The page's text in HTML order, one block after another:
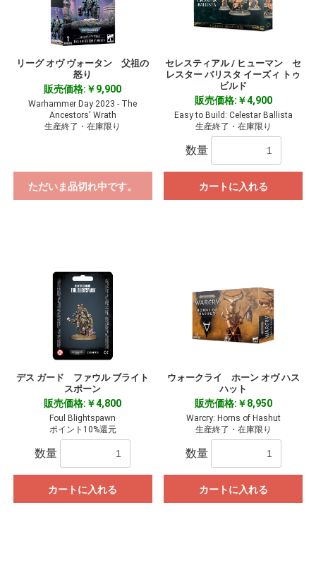
リーグ オヴ ヴォータン 父祖の
怒り
販売価格:￥9,900
Warhammer Day 2023 - The
Ancestors' Wrath
生産終了・在庫限り
ただいま品切れ中です。
セレスティアル / ヒューマン セ
レスター バリスタ イーズィ トゥ
ビルド
販売価格:￥4,900
Easy to Build: Celestar Ballista
生産終了・在庫限り
数量
カートに入れる
デス ガード ファウル ブライト
スポーン
販売価格:￥4,800
Foul Blightspawn
ポイント10%還元
数量
カートに入れる
ウォークライ ホーン オヴ ハス
ハット
販売価格:￥8,950
Warcry: Horns of Hashut
生産終了・在庫限り
数量
カートに入れる
お買い物を続ける カートへ進む